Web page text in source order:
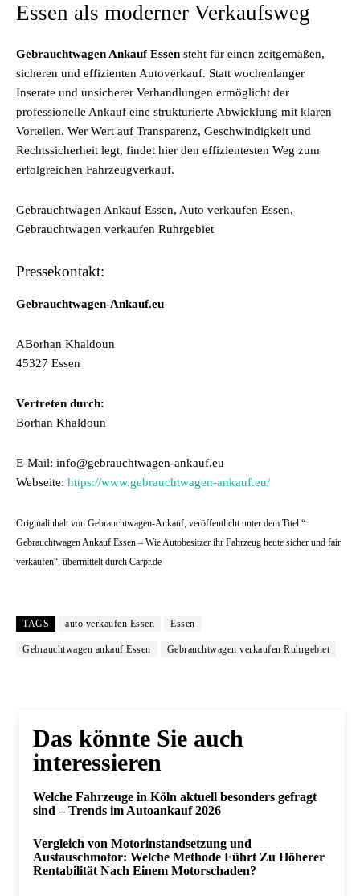
Essen als moderner Verkaufsweg
Gebrauchtwagen Ankauf Essen steht für einen zeitgemäßen,
sicheren und effizienten Autoverkauf. Statt wochenlanger
Inserate und unsicherer Verhandlungen ermöglicht der
professionelle Ankauf eine strukturierte Abwicklung mit klaren
Vorteilen. Wer Wert auf Transparenz, Geschwindigkeit und
Rechtssicherheit legt, findet hier den effizientesten Weg zum
erfolgreichen Fahrzeugverkauf.
Gebrauchtwagen Ankauf Essen, Auto verkaufen Essen,
Gebrauchtwagen verkaufen Ruhrgebiet
Pressekontakt:
Gebrauchtwagen-Ankauf.eu
ABorhan Khaldoun
45327 Essen
Vertreten durch:
Borhan Khaldoun
E-Mail: info@gebrauchtwagen-ankauf.eu
Webseite: https://www.gebrauchtwagen-ankauf.eu/
Originalinhalt von Gebrauchtwagen-Ankauf, veröffentlicht unter dem Titel “
Gebrauchtwagen Ankauf Essen – Wie Autobesitzer ihr Fahrzeug heute sicher und fair
verkaufen“, übermittelt durch Carpr.de
TAGS auto verkaufen Essen Essen
Gebrauchtwagen ankauf Essen Gebrauchtwagen verkaufen Ruhrgebiet
Das könnte Sie auch
interessieren
Welche Fahrzeuge in Köln aktuell besonders gefragt
sind – Trends im Autoankauf 2026
Vergleich von Motorinstandsetzung und
Austauschmotor: Welche Methode Führt Zu Höherer
Rentabilität Nach Einem Motorschaden?